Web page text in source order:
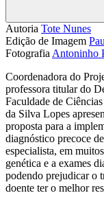
Autoria Tote Nunes
Edição de Imagem
Fotografia Antoninho
Coordenadora do
professora titular do
Faculdade de
da Silva Lopes
proposta para a
diagnóstico precoce
especialista, em
genética e a exames
podendo prejudicar o
doente ter o melhor